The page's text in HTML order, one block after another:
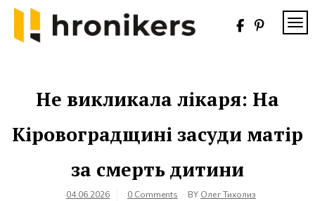
Skip
content
Не викликала лікаря: На
Кіровоградщині засуди матір
за смерть дитини
04.06.2026 0 Comments BY Олег Тихолиз